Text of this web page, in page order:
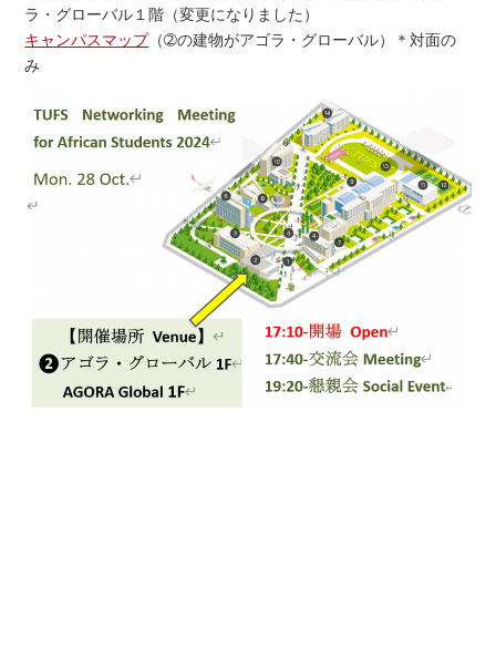
ラ・グローバル１階（変更になりました）
キャンパスマップ（➁の建物がアゴラ・グローバル）＊対面の
み